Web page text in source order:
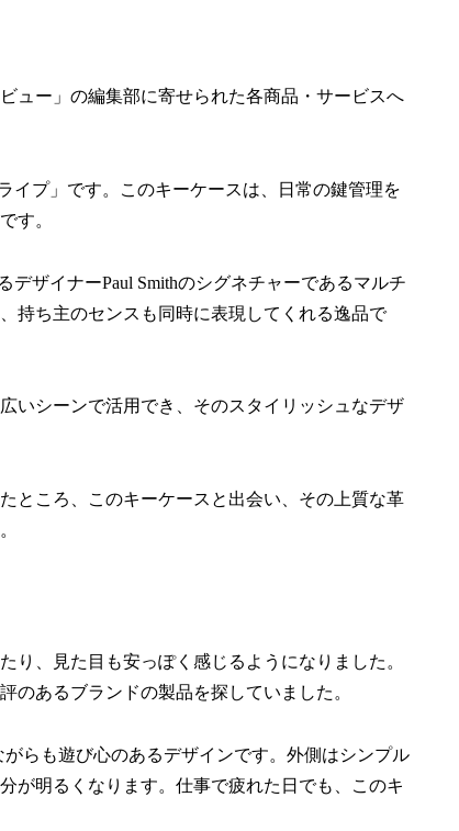
ュー」の編集部に寄せられた各商品・サービスへ
イプ」です。このキーケースは、日常の鍵管理を
す。
デザイナーPaul Smithのシグネチャーであるマルチ
持ち主のセンスも同時に表現してくれる逸品で
いシーンで活用でき、そのスタイリッシュなデザ
ところ、このキーケースと出会い、その上質な革
り、見た目も安っぽく感じるようになりました。
のあるブランドの製品を探していました。
らも遊び心のあるデザインです。外側はシンプル
が明るくなります。仕事で疲れた日でも、このキ